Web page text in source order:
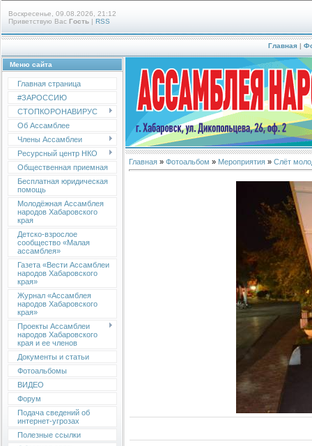
Воскресенье, 09.08.2026, 21:12
Приветствую Вас Гость | RSS
Главная |
Меню сайта
Главная страница
#ЗАРОССИЮ
СТОПКОРОНАВИРУС
Об Ассамблее
Члены Ассамблеи
Ресурсный центр НКО
Общественная приемная
Бесплатная юридическая
помощь
Молодёжная Ассамблея
народов Хабаровского
края
Детско-взрослое
сообщество «Малая
ассамблея»
Газета «Вести Ассамблеи
народов Хабаровского
края»
Журнал «Ассамблея
народов Хабаровского
края»
Проекты Ассамблеи
народов Хабаровского
края и ее членов
Документы и статьи
Фотоальбомы
ВИДЕО
Форум
Подача сведений об
интернет-угрозах
Полезные ссылки
Главная » Фотоальбом » Мероприятия » Слёт